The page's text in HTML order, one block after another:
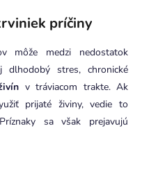
príčiny
môže medzi nedostatok
dlhodobý stres, chronické
v tráviacom trakte. Ak
prijaté živiny, vedie to
sa však prejavujú